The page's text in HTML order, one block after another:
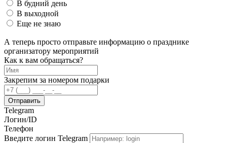
В будний день
В выходной
Еще не знаю
А теперь просто отправьте информацию о празднике
организатору мероприятий
Как к вам обращаться?
Закрепим за номером подарки
Отправить
Telegram
Логин/ID
Телефон
Введите логин Telegram